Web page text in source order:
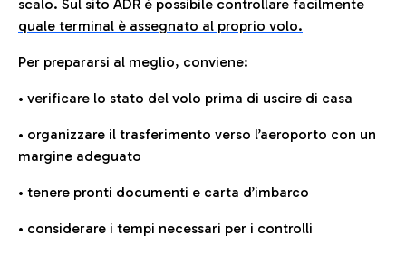
scalo. Sul sito ADR è possibile controllare facilmente
quale terminal è assegnato al proprio volo.
Per prepararsi al meglio, conviene:
• verificare lo stato del volo prima di uscire di casa
• organizzare il trasferimento verso l’aeroporto con un
margine adeguato
• tenere pronti documenti e carta d’imbarco
• considerare i tempi necessari per i controlli